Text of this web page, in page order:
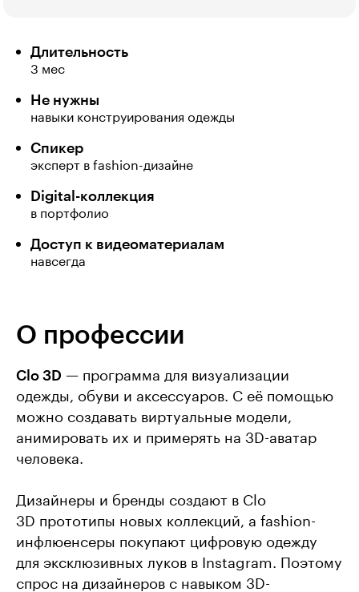
Длительность
3 мес
Не нужны
навыки конструирования одежды
Спикер
эксперт в fashion-дизайне
Digital-коллекция
в портфолио
Доступ к видеоматериалам
навсегда
О профессии
Clo 3D — программа для визуализации
одежды, обуви и аксессуаров. С её помощью
можно создавать виртуальные модели,
анимировать их и примерять на 3D-аватар
человека.
Дизайнеры и бренды создают в Clo
3D прототипы новых коллекций, а fashion-
инфлюенсеры покупают цифровую одежду
для эксклюзивных луков в Instagram. Поэтому
спрос на дизайнеров с навыком 3D-